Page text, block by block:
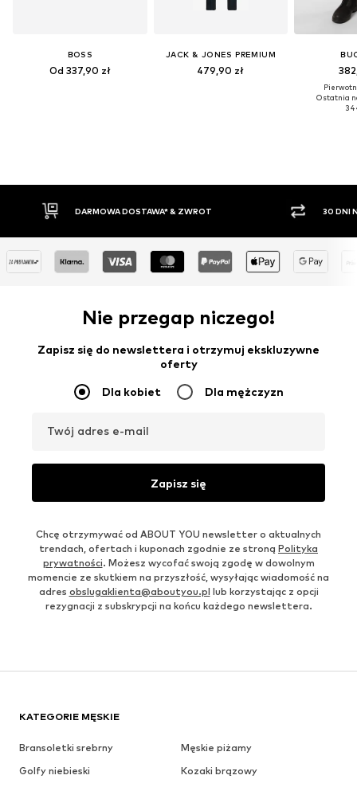
BOSS
Od 337,90 zł
JACK & JONES PREMIUM
479,90 zł
Ostatnia
DARMOWA DOSTAWA* & ZWROT 30 DNI
Nie przegap niczego!
Zapisz się do newslettera i otrzymuj ekskluzywne
oferty
Dla kobiet Dla mężczyzn
Twój adres e-mail
Zapisz się
Chcę otrzymywać od ABOUT YOU newsletter o aktualnych
trendach, ofertach i kuponach zgodnie ze stroną Polityka
prywatności. Możesz wycofać swoją zgodę w dowolnym
momencie ze skutkiem na przyszłość, wysyłając wiadomość na
adres obslugaklienta@aboutyou.pl lub korzystając z opcji
rezygnacji z subskrypcji na końcu każdego newslettera.
KATEGORIE MĘSKIE
Bransoletki srebrny
Męskie piżamy
Golfy niebieski
Kozaki brązowy